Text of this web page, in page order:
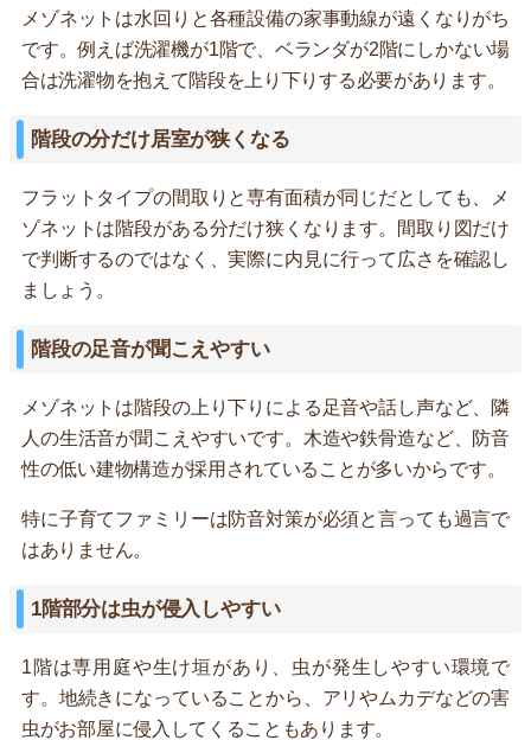
メゾネットは水回りと各種設備の家事動線が遠くなりがち
です。例えば洗濯機が1階で、ベランダが2階にしかない場
合は洗濯物を抱えて階段を上り下りする必要があります。
階段の分だけ居室が狭くなる
フラットタイプの間取りと専有面積が同じだとしても、メ
ゾネットは階段がある分だけ狭くなります。間取り図だけ
で判断するのではなく、実際に内見に行って広さを確認し
ましょう。
階段の足音が聞こえやすい
メゾネットは階段の上り下りによる足音や話し声など、隣
人の生活音が聞こえやすいです。木造や鉄骨造など、防音
性の低い建物構造が採用されていることが多いからです。
特に子育てファミリーは防音対策が必須と言っても過言で
はありません。
1階部分は虫が侵入しやすい
1階は専用庭や生け垣があり、虫が発生しやすい環境で
す。地続きになっていることから、アリやムカデなどの害
虫がお部屋に侵入してくることもあります。